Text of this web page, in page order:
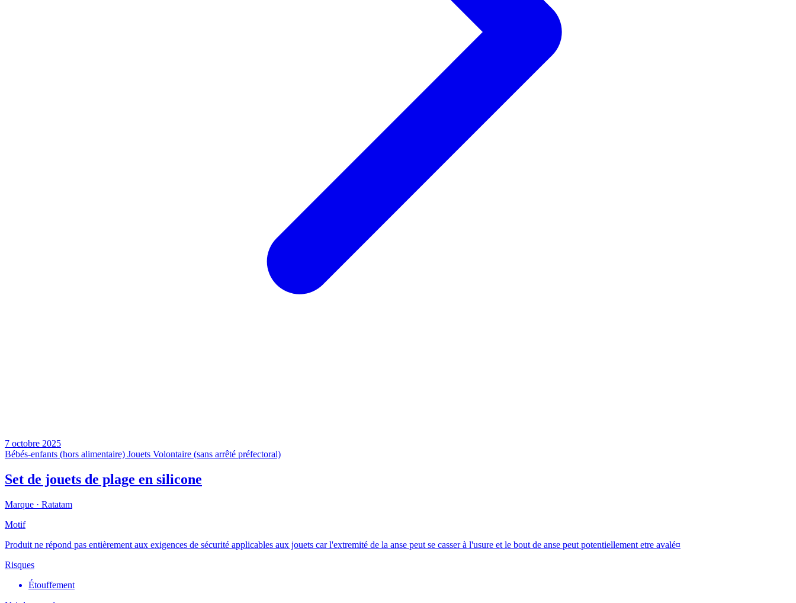
7 octobre 2025
Bébés-enfants (hors alimentaire) Jouets Volontaire (sans arrêté préfectoral)
Set de jouets de plage en silicone
Marque · Ratatam
Motif
Produit ne répond pas entièrement aux exigences de sécurité applicables aux jouets car l'extremité de la anse peut se casser à l'usure et le bout de anse peut potentiellement etre avalé¤
Risques
Étouffement